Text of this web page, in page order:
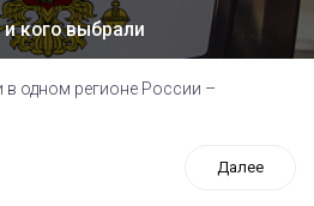
кого выбрали
одном регионе России –
Далее